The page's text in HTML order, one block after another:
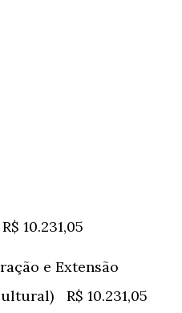
R$ 10.231,05
e Extensão
R$ 10.231,05